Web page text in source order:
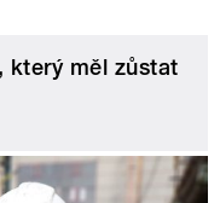
který měl zůstat